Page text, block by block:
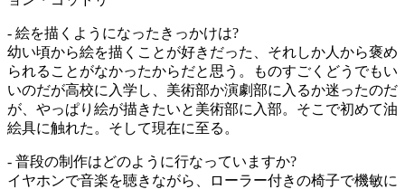
- 絵を描くようになったきっかけは?
幼い頃から絵を描くことが好きだった、それしか人から褒め
られることがなかったからだと思う。ものすごくどうでもい
いのだが高校に入学し、美術部か演劇部に入るか迷ったのだ
が、やっぱり絵が描きたいと美術部に入部。そこで初めて油
絵具に触れた。そして現在に至る。
- 普段の制作はどのように行なっていますか?
イヤホンで音楽を聴きながら、ローラー付きの椅子で機敏に